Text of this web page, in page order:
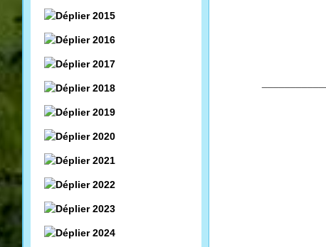
2015
2016
2017
2018
2019
2020
2021
2022
2023
2024